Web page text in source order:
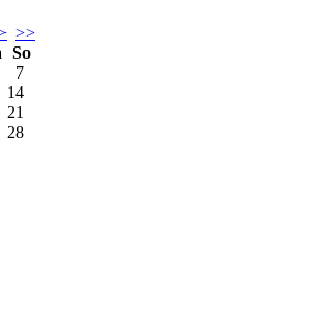
>>
So
7
14
21
28